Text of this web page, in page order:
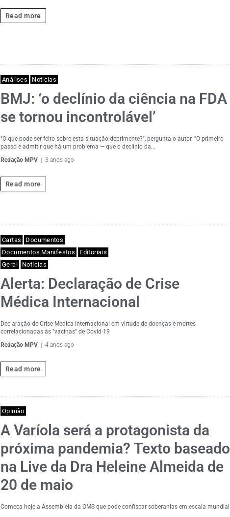
Read more
Análises Notícias
BMJ: ‘o declínio da ciência na FDA
se tornou incontrolável’
"O que pode ser feito sobre esta situação deprimente?", pergunta o autor. "O primeiro
passo é admitir que há um problema — que o declínio da...
Redação MPV
3 anos ago
Read more
Cartas
Documentos
Documentos Manifestos
Editoriais
Geral
Notícias
Alerta: Declaração de Crise
Médica Internacional
Declaração de Crise Médica Internacional em virtude de doenças e mortes
correlacionadas às "vacinas" de Covid-19
Redação MPV
4 anos ago
Read more
Opinião
A Varíola será a protagonista da
próxima pandemia? Texto baseado
na Live da Dra Heleine Almeida de
20 de maio
Começa hoje a Assembleia da OMS que pode confiscar soberanias em escala mundial